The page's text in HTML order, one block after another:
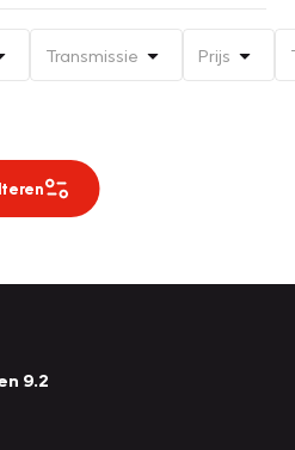
Transmissie Prijs
9.2